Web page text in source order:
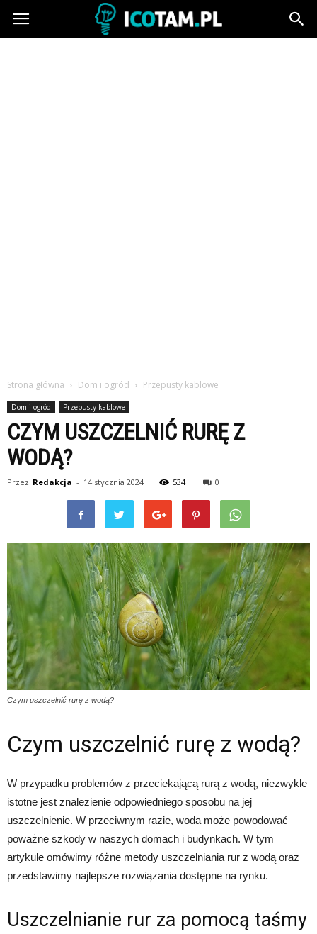
icotam.pl
Strona główna Dom i ogród Przepusty kablowe
Dom i ogród Przepusty kablowe
CZYM USZCZELNIĆ RURĘ Z
WODĄ?
Przez Redakcja - 14 stycznia 2024 534 0
Czym uszczelnić rurę z wodą?
Czym uszczelnić rurę z wodą?
W przypadku problemów z przeciekającą rurą z wodą, niezwykle
istotne jest znalezienie odpowiedniego sposobu na jej
uszczelnienie. W przeciwnym razie, woda może powodować
poważne szkody w naszych domach i budynkach. W tym
artykule omówimy różne metody uszczelniania rur z wodą oraz
przedstawimy najlepsze rozwiązania dostępne na rynku.
Uszczelnianie rur za pomocą taśmy